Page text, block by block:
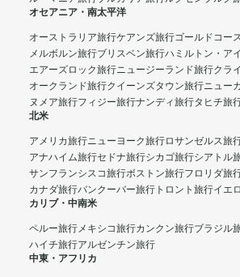
オセアニア・南太平洋
オーストラリア旅行ケアンズ旅行ゴールドコー
メルボルン旅行ブリスベン旅行ハミルトン・ア
エアーズロック旅行ニュージーランド旅行クラ
オークランド旅行クイーンズタウン旅行ニュー
ヌメア旅行フィジー旅行ナンディ旅行タヒチ旅
北米
アメリカ旅行ニューヨーク旅行ロサンゼルス旅
アナハイム旅行セドナ旅行シカゴ旅行シアトル
サンフランシスコ旅行ボストン旅行フロリダ旅
カナダ旅行バンクーバー旅行 トロント旅行イエ
カリブ・中南米
ペルー旅行メキシコ旅行カンクン旅行ブラジル
ハイチ旅行アルゼンチン旅行
中東・アフリカ